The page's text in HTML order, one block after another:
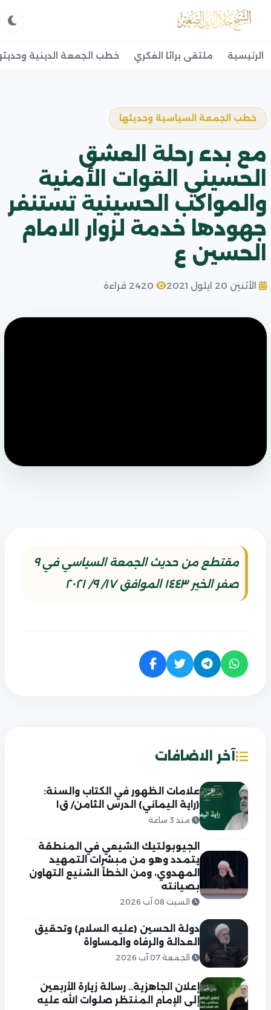
الرئيسية ملتقى براثا الفكري خطب الجمعة الدينية
خطب الجمعة السياسية وحديثها
مع بدء رحلة العشق
الحسيني القوات الأمنية
والمواكب الحسينية تستنفر
جهودها خدمة لزوار الامام
الحسين ع
الأثنين 20 ايلول 2021
مقتطع من حديث الجمعة السياسي في ٩
صفر الخير ١٤٤٣ الموافق ١٧/ ٩/ ٢٠٢١
آخر الاضافات
علامات الظهور في الكتاب والسنة:
(راية اليماني) الدرس الثامن/ ق١
منذ 3 ساعة
الجيوبولتيك الشيعي في المنطقة
يتمدد وهو من مبشرات التمهيد
المهدوي، ومن الخطأ الشنيع التهاون
بصيانته
السبت 08 آب 2026
دولة الحسين (عليه السلام) وتحقيق
العدالة والرفاه والمساواة
الجمعة 07 آب 2026
إعلان الجاهزية.. رسالة زيارة الأربعين
إلى الإمام المنتظر صلوات الله عليه